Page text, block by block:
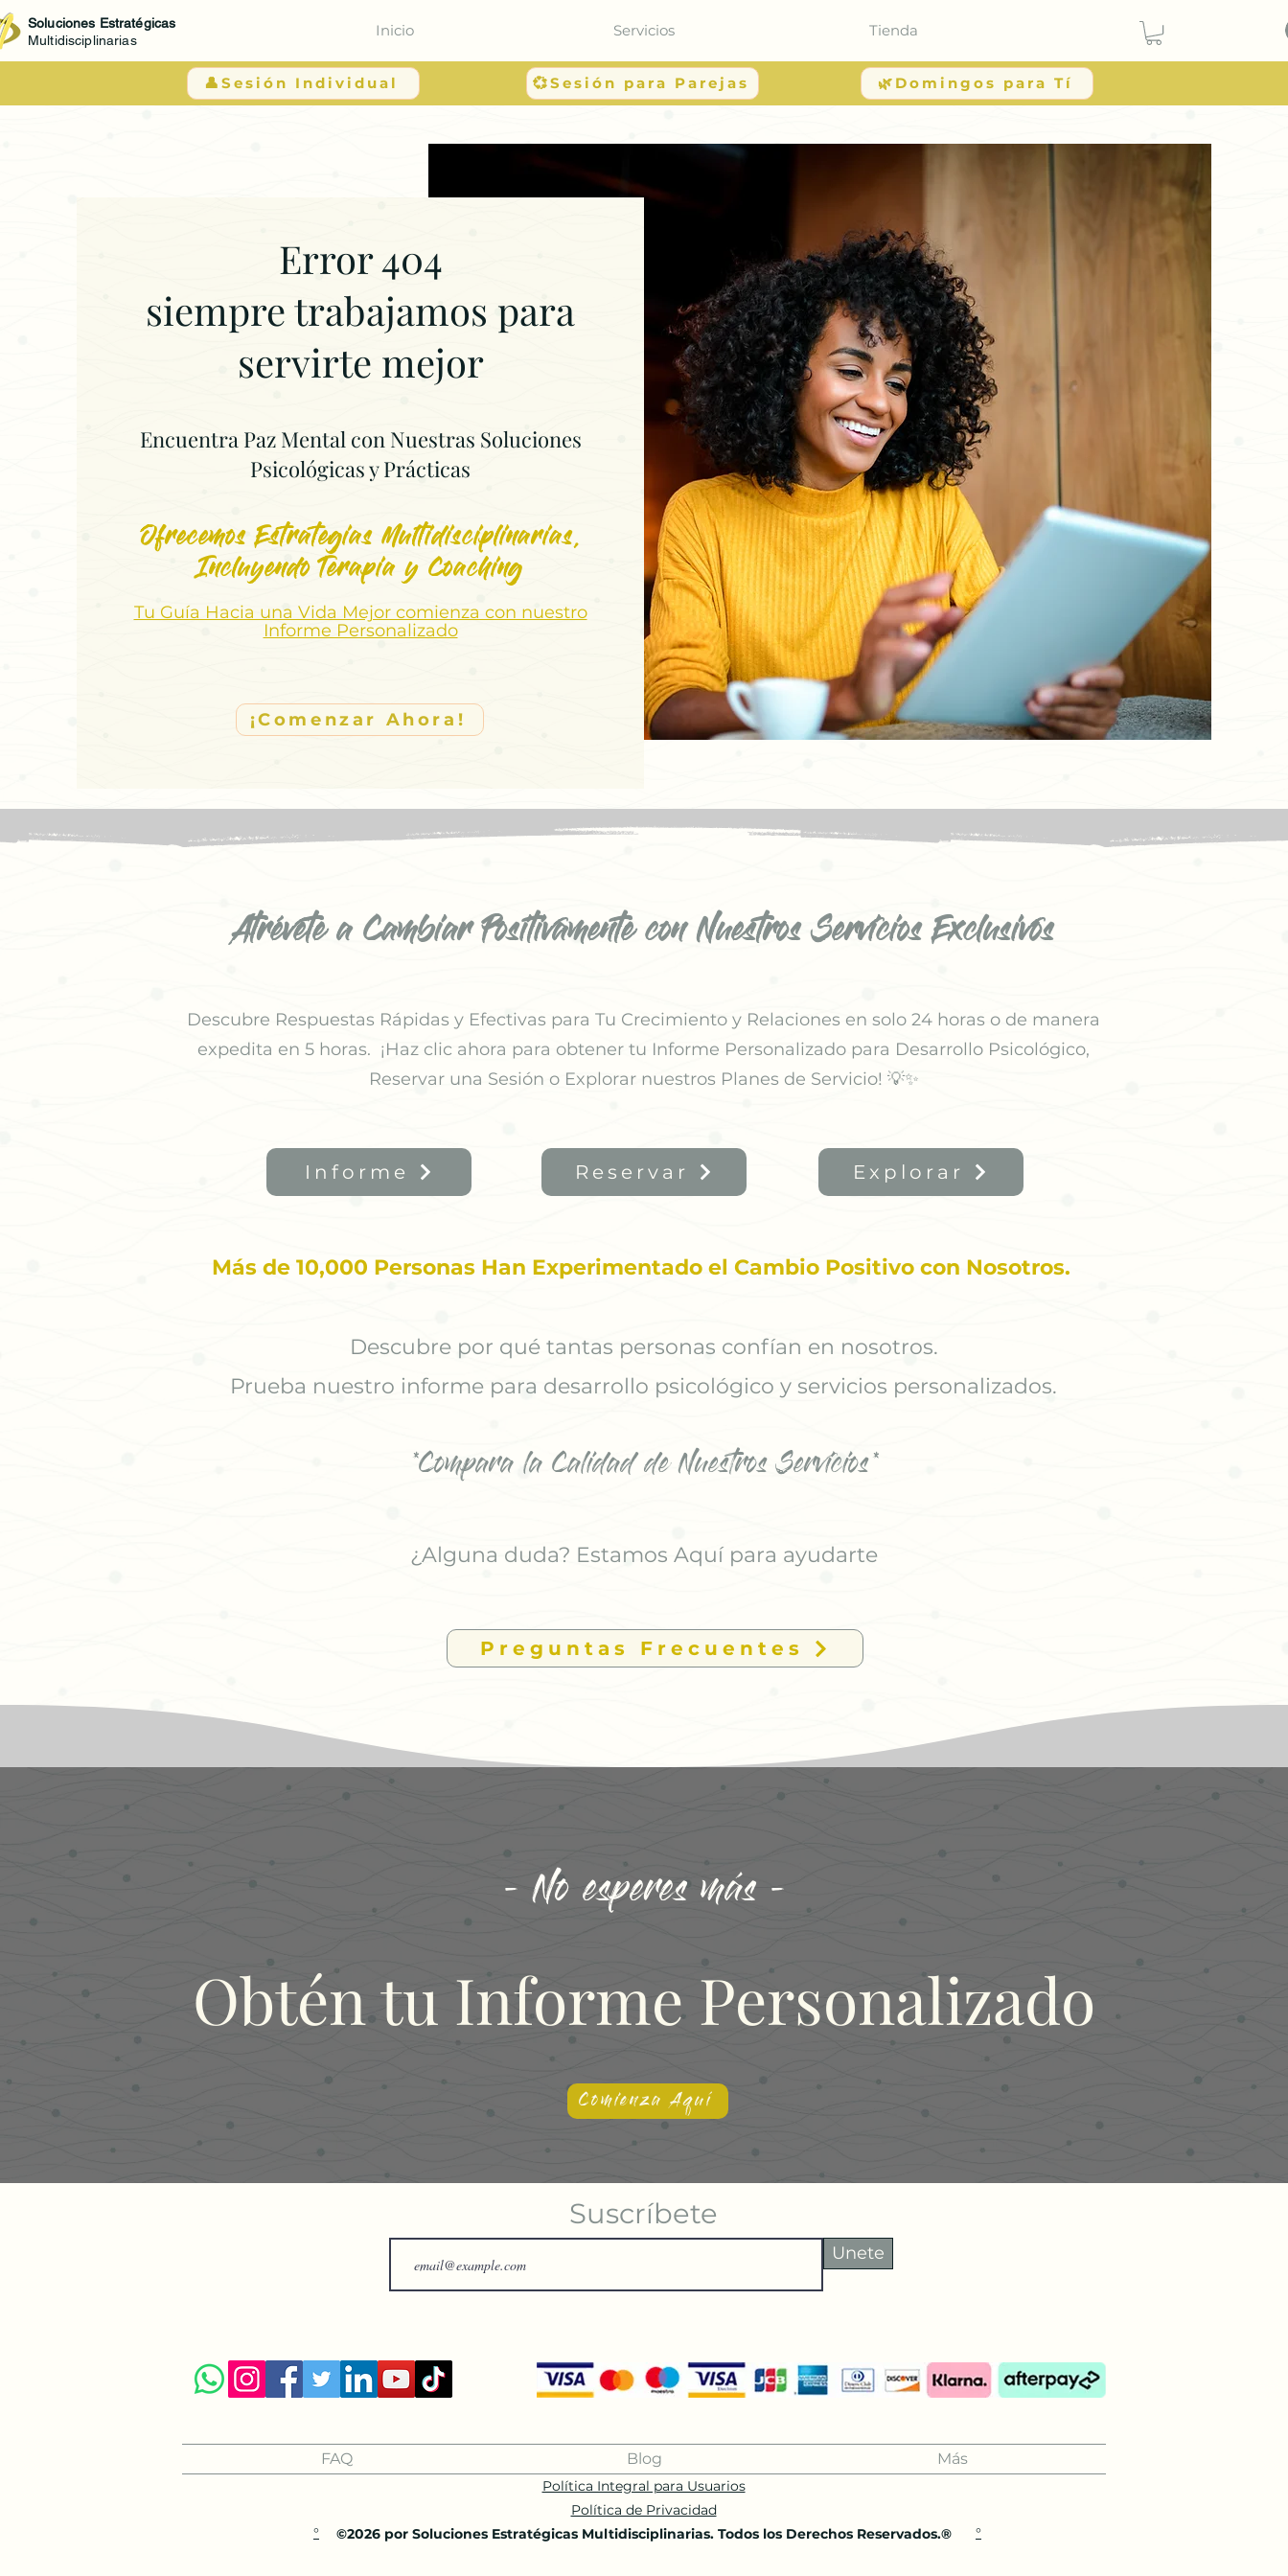
Soluciones Estratégicas
Multidisciplinarias
Inicio Servicios Tienda
👤Sesión Individual 💞Sesión para Parejas 🌿Domingos para Tí
Error 404
siempre trabajamos para
servirte mejor
Encuentra Paz Mental con Nuestras Soluciones
Psicológicas y Prácticas
Ofrecemos Estrategias Multidisciplinarias,
Incluyendo Terapia y Coaching
Tu Guía Hacia una Vida Mejor comienza con nuestro
Informe Personalizado
¡Comenzar Ahora!
Atrévete a Cambiar Positivamente con Nuestros Servicios Exclusivos
Descubre Respuestas Rápidas y Efectivas para Tu Crecimiento y Relaciones en solo 24 horas o de manera
expedita en 5 horas. ¡Haz clic ahora para obtener tu Informe Personalizado para Desarrollo Psicológico,
Reservar una Sesión o Explorar nuestros Planes de Servicio! 💡✨
Informe Reservar Explorar
Más de 10,000 Personas Han Experimentado el Cambio Positivo con Nosotros.
Descubre por qué tantas personas confían en nosotros.
Prueba nuestro informe para desarrollo psicológico y servicios personalizados.
*Compara la Calidad de Nuestros Servicios*
¿Alguna duda? Estamos Aquí para ayudarte
Preguntas Frecuentes
- No esperes más -
Obtén tu Informe Personalizado
Comienza Aquí
Suscríbete
Unete
FAQ Blog Más
Política Integral para Usuarios
Política de Privacidad
©2026 por Soluciones Estratégicas Multidisciplinarias. Todos los Derechos Reservados.®
° °